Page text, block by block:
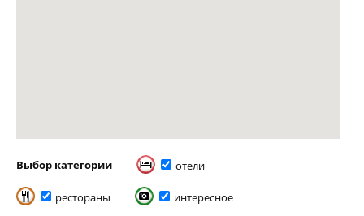
Выбор категории отели
рестораны интересное